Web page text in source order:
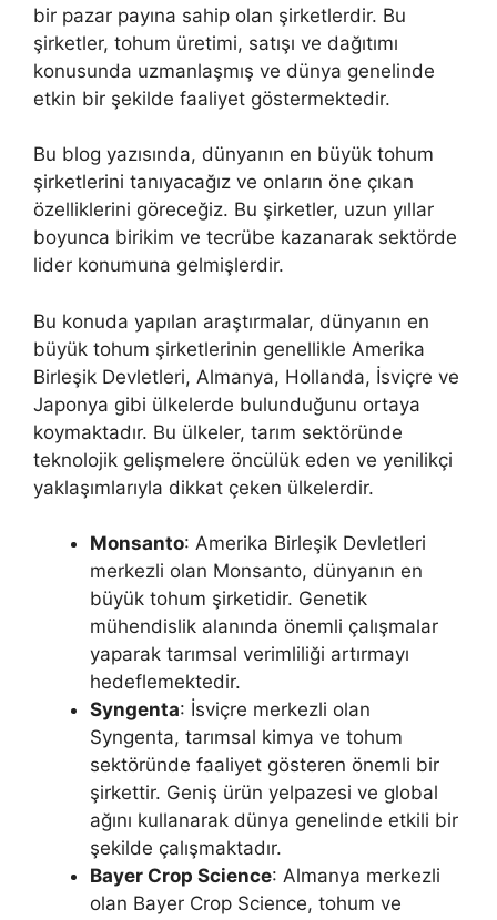
bir pazar payına sahip olan şirketlerdir. Bu
şirketler, tohum üretimi, satışı ve dağıtımı
konusunda uzmanlaşmış ve dünya genelinde
etkin bir şekilde faaliyet göstermektedir.
Bu blog yazısında, dünyanın en büyük tohum
şirketlerini tanıyacağız ve onların öne çıkan
özelliklerini göreceğiz. Bu şirketler, uzun yıllar
boyunca birikim ve tecrübe kazanarak sektörde
lider konumuna gelmişlerdir.
Bu konuda yapılan araştırmalar, dünyanın en
büyük tohum şirketlerinin genellikle Amerika
Birleşik Devletleri, Almanya, Hollanda, İsviçre ve
Japonya gibi ülkelerde bulunduğunu ortaya
koymaktadır. Bu ülkeler, tarım sektöründe
teknolojik gelişmelere öncülük eden ve yenilikçi
yaklaşımlarıyla dikkat çeken ülkelerdir.
Monsanto: Amerika Birleşik Devletleri
merkezli olan Monsanto, dünyanın en
büyük tohum şirketidir. Genetik
mühendislik alanında önemli çalışmalar
yaparak tarımsal verimliliği artırmayı
hedeflemektedir.
Syngenta: İsviçre merkezli olan
Syngenta, tarımsal kimya ve tohum
sektöründe faaliyet gösteren önemli bir
şirkettir. Geniş ürün yelpazesi ve global
ağını kullanarak dünya genelinde etkili bir
şekilde çalışmaktadır.
Bayer Crop Science: Almanya merkezli
olan Bayer Crop Science, tohum ve